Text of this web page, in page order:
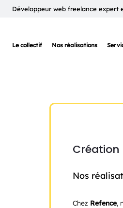
Développeur web freelance expert
Le collectif Nos réalisations
Nos
Chez Refence,